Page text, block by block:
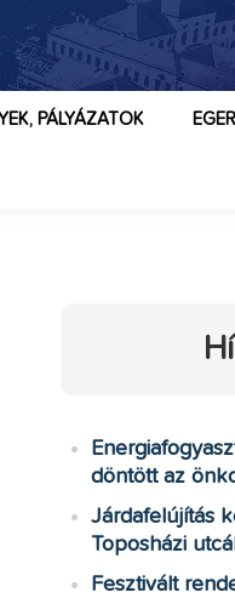
PÁLYÁZATOK
döntött az
Járdafelújítás
Toposházi
Fesztivált